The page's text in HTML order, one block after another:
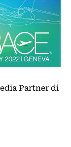
Partner di